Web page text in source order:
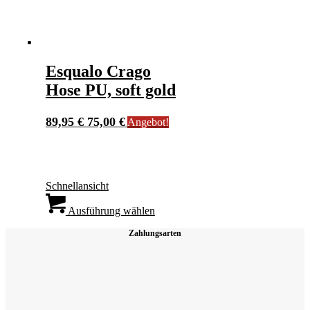
Esqualo Crago
Hose PU, soft gold
89,95 € Ursprünglicher
75,00 €Aktueller
Angebot!
Schnellansicht
Ausführung wählenProdukt
mehrere
Zahlungsarten